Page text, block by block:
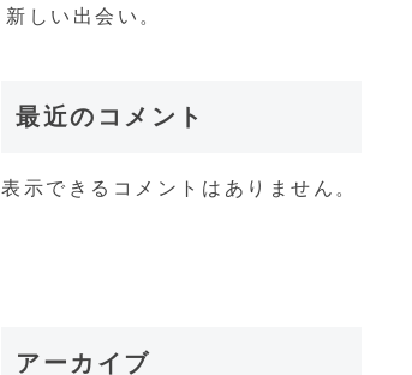
新しい出会い。
最近のコメント
表示できるコメントはありません。
アーカイブ